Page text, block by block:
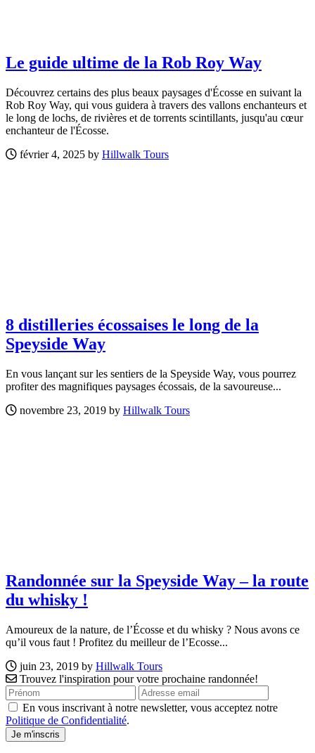
Le guide ultime de la Rob Roy Way
Découvrez certains des plus beaux paysages d'Écosse en suivant la
Rob Roy Way, qui vous guidera à travers des vallons enchanteurs et
le long de lochs, de rivières et de torrents scintillants, jusqu'au cœur
enchanteur de l'Écosse.
février 4, 2025 by Hillwalk Tours
8 distilleries écossaises le long de la
Speyside Way
En vous lançant sur les sentiers de la Speyside Way, vous pourrez
profiter des magnifiques paysages écossais, de la savoureuse...
novembre 23, 2019 by Hillwalk Tours
Randonnée sur la Speyside Way – la route
du whisky !
Amoureux de la nature, de l’Écosse et du whisky ? Nous avons ce
qu’il vous faut ! Profitez du meilleur de l’Ecosse...
juin 23, 2019 by Hillwalk Tours
Trouvez l'inspiration pour votre prochaine randonnée!
En vous inscrivant à notre newsletter, vous acceptez notre
Politique de Confidentialité.